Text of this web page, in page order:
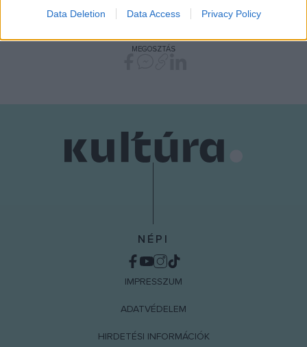
related to security, including authentication
functionality and fraud prevention, and other
Data Deletion Data Access Privacy Policy
PROGRAM
MEGOSZTÁS
NÉPI
IMPRESSZUM
ADATVÉDELEM
HIRDETÉSI INFORMÁCIÓK